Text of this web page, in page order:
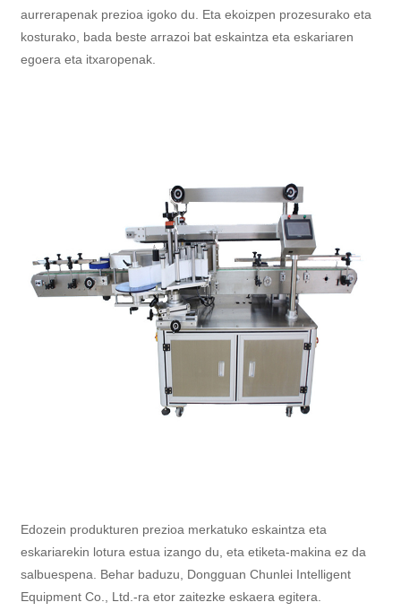
aurrerapenak prezioa igoko du. Eta ekoizpen prozesurako eta
kosturako, bada beste arrazoi bat eskaintza eta eskariaren
egoera eta itxaropenak.
Edozein produkturen prezioa merkatuko eskaintza eta
eskariarekin lotura estua izango du, eta etiketa-makina ez da
salbuespena. Behar baduzu, Dongguan Chunlei Intelligent
Equipment Co., Ltd.-ra etor zaitezke eskaera egitera.